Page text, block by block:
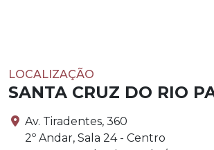
LOCALIZAÇÃO
SANTA CRUZ DO RIO
Av. Tiradentes, 360
2º Andar, Sala 24 - Centro